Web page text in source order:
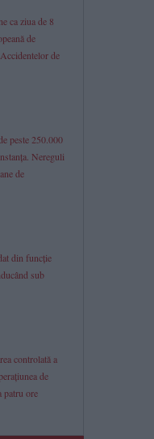
ca ziua de 8
de
de
peste 250.000
Nereguli
de
din funcție
sub
controlată a
de
patru ore